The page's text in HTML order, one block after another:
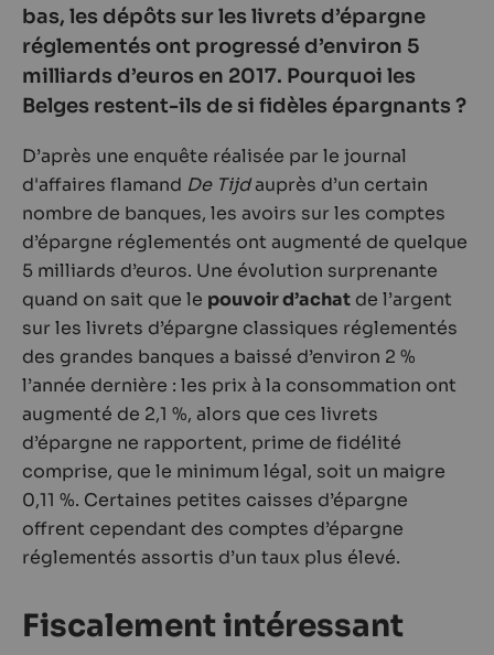
bas, les dépôts sur les livrets d’épargne
réglementés ont progressé d’environ 5
milliards d’euros en 2017. Pourquoi les
Belges restent-ils de si fidèles épargnants ?
D’après une enquête réalisée par le journal
d'affaires flamand De Tijdauprès d’un certain
nombre de banques, les avoirs sur les comptes
d’épargne réglementés ont augmenté de quelque
5 milliards d’euros. Une évolution surprenante
quand on sait que le pouvoir d’achat de l’argent
sur les livrets d’épargne classiques réglementés
des grandes banques a baissé d’environ 2 %
l’année dernière : les prix à la consommation ont
augmenté de 2,1 %, alors que ces livrets
d’épargne ne rapportent, prime de fidélité
comprise, que le minimum légal, soit un maigre
0,11 %. Certaines petites caisses d’épargne
offrent cependant des comptes d’épargne
réglementés assortis d’un taux plus élevé.
Fiscalement intéressant